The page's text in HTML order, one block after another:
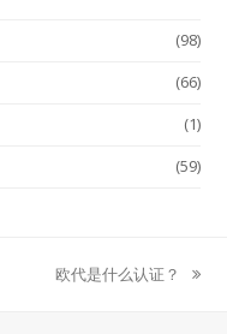
(98)
(66)
(1)
(59)
next
欧代是什么认证？